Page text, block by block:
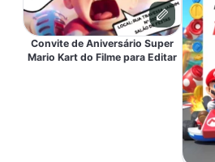
Convite de Aniversário Super
Mario Kart do Filme para Editar